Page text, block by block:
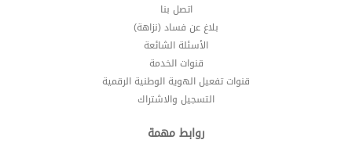
اتصل بنا
بلاغ عن فساد (نزاهة)
الأسئلة الشائعة
قنوات الخدمة
قنوات تفعيل الهوية الوطنية الرقمية
التسجيل والاشتراك
روابط مهمة